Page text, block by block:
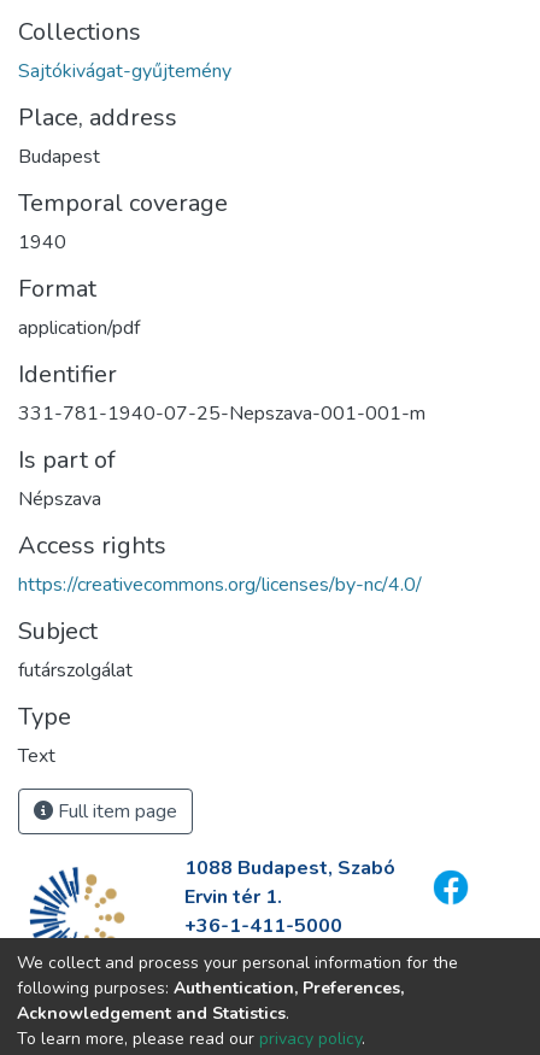
Collections
Sajtókivágat-gyűjtemény
Place, address
Budapest
Temporal coverage
1940
Format
application/pdf
Identifier
331-781-1940-07-25-Nepszava-001-001-m
Is part of
Népszava
Access rights
https://creativecommons.org/licenses/by-nc/4.0/
Subject
futárszolgálat
Type
Text
Full item page
1088 Budapest, Szabó
Ervin tér 1.
+36-1-411-5000
info@fszek.hu
https://fszek.hu
We collect and process your personal information for the
following purposes: Authentication, Preferences,
Acknowledgement and Statistics.
To learn more, please read our privacy policy.